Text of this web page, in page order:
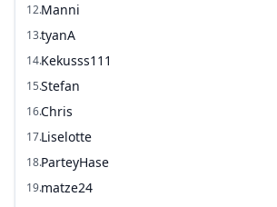
12.Manni
13.tyanA
14.Kekusss111
15.Stefan
16.Chris
17.Liselotte
18.ParteyHase
19.matze24